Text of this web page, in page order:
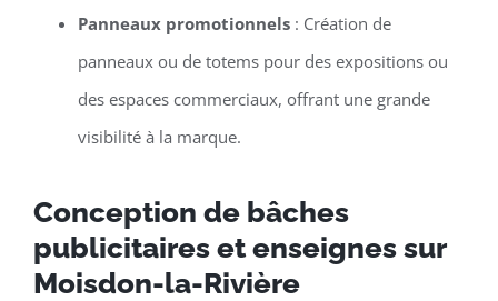
Panneaux promotionnels: Création de
panneaux ou de totems pour des expositions ou
des espaces commerciaux, offrant une grande
visibilité à la marque.
Conception de bâches
publicitaires et enseignes sur
Moisdon-la-Rivière